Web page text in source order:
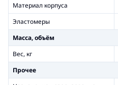
Материал корпуса
Эластомеры
Масса, объём
Вес, кг
Прочее